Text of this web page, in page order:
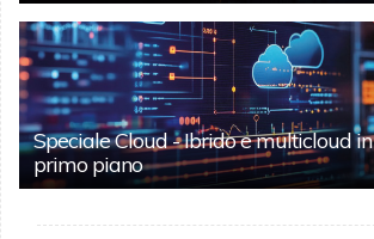
Speciale Cloud - Ibrido e multicloud in
primo piano